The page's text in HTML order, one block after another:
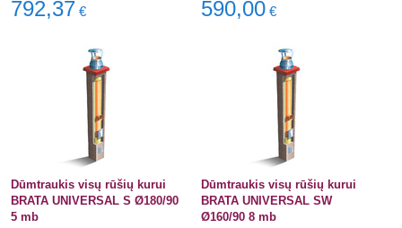
792,37 € 590,00 €
Dūmtraukis visų rūšių kurui
BRATA UNIVERSAL S Ø180/90
5 mb
Dūmtraukis visų rūšių kurui
BRATA UNIVERSAL SW
Ø160/90 8 mb